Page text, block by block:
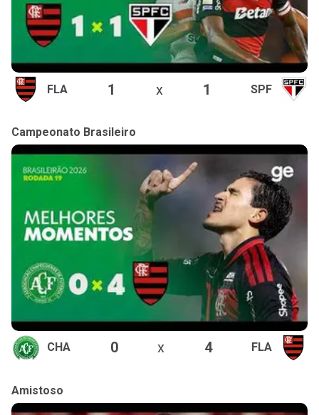
FLA 1 x 1 SPF
Campeonato Brasileiro
CHA 0 x 4 FLA
Amistoso